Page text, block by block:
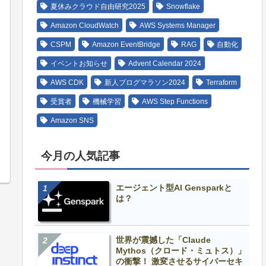
夏休みクラウド自由研究2025 Snowflake
Amazon CloudWatch AWS Systems Manager
CSPM Amazon EventBridge RAG 自動化
イベントお知らせ Advent Calendar 2024
AWS CDK 新人ブログマラソン2024 Terraform
受賞者 機械学習 AWS Step Functions
Amazon SNS
今月の人気記事
エージェント型AI Gensparkと
は？
世界が震撼した「Claude
Mythos（クロード・ミュトス）」
の衝撃！ 激変させるサイバーセキ